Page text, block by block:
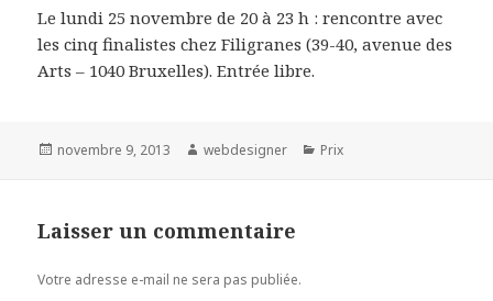
Le lundi 25 novembre de 20 à 23 h : rencontre avec
les cinq finalistes chez Filigranes (39-40, avenue des
Arts – 1040 Bruxelles). Entrée libre.
Publié
novembre 9, 2013 Auteur
webdesigner Catégories
Prix
Laisser un commentaire
Votre adresse e-mail ne sera pas publiée.